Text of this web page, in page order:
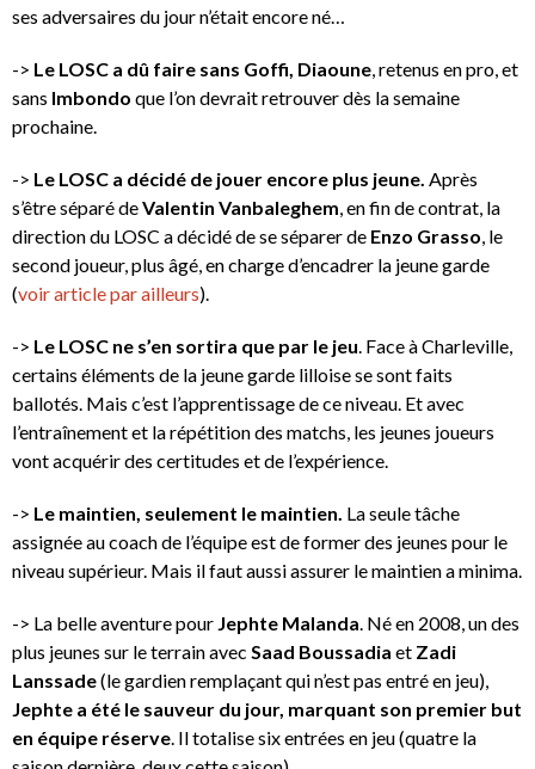
ses adversaires du jour n’était encore né…
-> Le LOSC a dû faire sans Goffi, Diaoune , retenus en pro, et
sans Imbondo que l’on devrait retrouver dès la semaine
prochaine.
-> Le LOSC a décidé de jouer encore plus jeune. Après
s’être séparé deValentin Vanbaleghem , en fin de contrat, la
direction du LOSC a décidé de se séparer de Enzo Grasso , le
second joueur, plus âgé, en charge d’encadrer la jeune garde
(voir article par ailleurs).
-> Le LOSC ne s’en sortira que par le jeu . Face à Charleville,
certains éléments de la jeune garde lilloise se sont faits
ballotés. Mais c’est l’apprentissage de ce niveau. Et avec
l’entraînement et la répétition des matchs, les jeunes joueurs
vont acquérir des certitudes et de l’expérience.
-> Le maintien, seulement le maintien. La seule tâche
assignée au coach de l’équipe est de former des jeunes pour le
niveau supérieur. Mais il faut aussi assurer le maintien a minima.
-> La belle aventure pour Jephte Malanda . Né en 2008, un des
plus jeunes sur le terrain avec Saad Boussadia et Zadi
Lanssade(le gardien remplaçant qui n’est pas entré en jeu),
Jephte a été le sauveur du jour, marquant son premier but
en équipe réserve . Il totalise six entrées en jeu (quatre la